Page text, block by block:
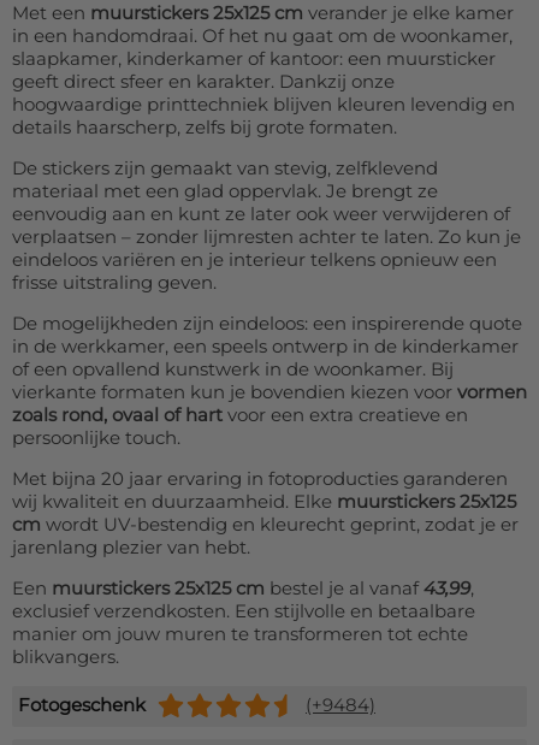
Met een muurstickers 25x125 cm verander je elke kamer
in een handomdraai. Of het nu gaat om de woonkamer,
slaapkamer, kinderkamer of kantoor: een muursticker
geeft direct sfeer en karakter. Dankzij onze
hoogwaardige printtechniek blijven kleuren levendig en
details haarscherp, zelfs bij grote formaten.
De stickers zijn gemaakt van stevig, zelfklevend
materiaal met een glad oppervlak. Je brengt ze
eenvoudig aan en kunt ze later ook weer verwijderen of
verplaatsen – zonder lijmresten achter te laten. Zo kun je
eindeloos variëren en je interieur telkens opnieuw een
frisse uitstraling geven.
De mogelijkheden zijn eindeloos: een inspirerende quote
in de werkkamer, een speels ontwerp in de kinderkamer
of een opvallend kunstwerk in de woonkamer. Bij
vierkante formaten kun je bovendien kiezen voor vormen
zoals rond, ovaal of hart voor een extra creatieve en
persoonlijke touch.
Met bijna 20 jaar ervaring in fotoproducties garanderen
wij kwaliteit en duurzaamheid. Elke muurstickers 25x125
cm wordt UV-bestendig en kleurecht geprint, zodat je er
jarenlang plezier van hebt.
Een muurstickers 25x125 cm bestel je al vanaf43,99,
exclusief verzendkosten. Een stijlvolle en betaalbare
manier om jouw muren te transformeren tot echte
blikvangers.
Fotogeschenk (+9484)